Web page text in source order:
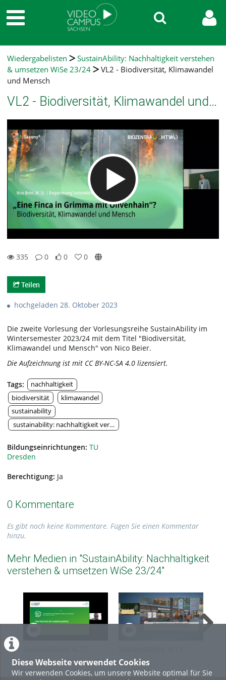
Diese Webseite verwendet Cookies
Wir verwenden Cookies, um unsere Website optimal für Sie
Wiedergabelisten
SustainAbility: Nachhaltigkeit verstehen
& umsetzen WiSe 23/24
VL2 - Biodiversität, Klimawandel
und Mensch
VL2 - Biodiversität, Klimawandel und Mensch
335
0
0
0
Teilen
hochgeladen 28. Oktober 2023
Die zweite Vorlesung der Vorlesungsreihe SustainAbility im
Wintersemester 2023/24 mit dem Titel "Biodiversität,
Klimawandel und Mensch" von Nico Beier.
Die Aufzeichnung ist mit CC BY-NC-SA 4.0 lizensiert.
Tags:
nachhaltigkeit
biodiversität
klimawandel
sustainability
sustainability: nachhaltigkeit verstehen & umsetzen
Bildungseinrichtungen: TU
Dresden
Berechtigung: Ja
0 Kommentare
Es gibt noch keine Kommentare. Fügen Sie einen Kommentar
hinzu.
Mehr Medien in "SustainAbility: Nachhaltigkeit
verstehen & umsetzen WiSe 23/24"
Politics of Climate Justice
Erica Njuguna
Mobilität Rene Pessier